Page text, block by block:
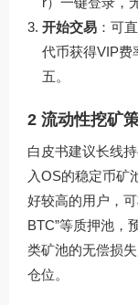
开始交易 ：可
代币获得VIP费
五。
2 流动性挖矿
白皮书建议长线
入OS的稳定币矿
好较高的用户，
BTC”等质押池
类矿池的无偿损
仓位。